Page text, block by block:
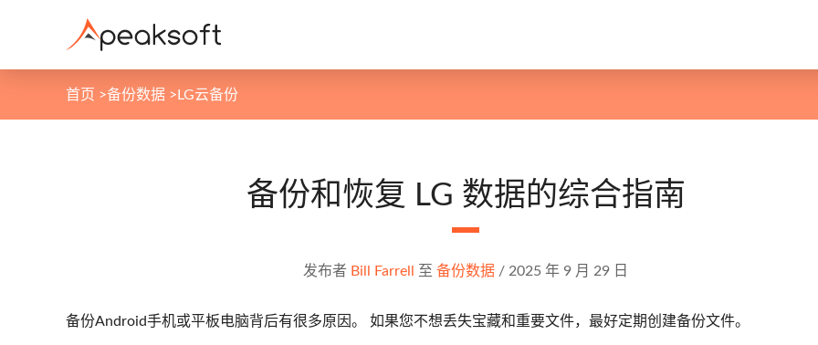
首页 >备份数据 >LG云备份
备份和恢复 LG 数据的综合指南
发布者 Bill Farrell 至 备份数据 / 2025 年 9 月 29 日
备份Android手机或平板电脑背后有很多原因。 如果您不想丢失宝藏和重要文件，最好定期创建备份文件。